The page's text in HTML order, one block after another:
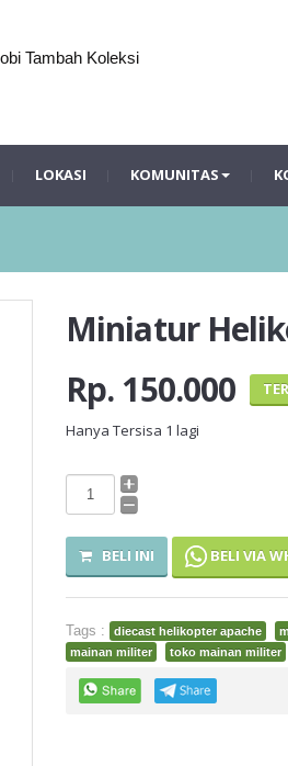
Tambah Koleksi
LOKASI KOMUNITAS
Miniatur
Rp. 150.000
Hanya Tersisa 1 lagi
BELI INI BELI VIA
Tags : diecast helikopter apache
mainan militer
toko mainan militer